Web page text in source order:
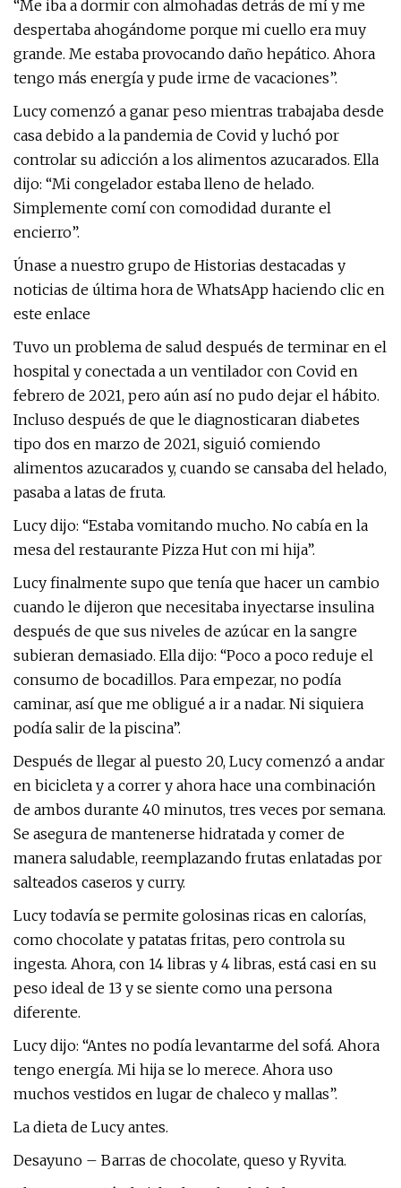
“Me iba a dormir con almohadas detrás de mí y me
despertaba ahogándome porque mi cuello era muy
grande. Me estaba provocando daño hepático. Ahora
tengo más energía y pude irme de vacaciones”.
Lucy comenzó a ganar peso mientras trabajaba desde
casa debido a la pandemia de Covid y luchó por
controlar su adicción a los alimentos azucarados. Ella
dijo: “Mi congelador estaba lleno de helado.
Simplemente comí con comodidad durante el
encierro”.
Únase a nuestro grupo de Historias destacadas y
noticias de última hora de WhatsApp haciendo clic en
este enlace
Tuvo un problema de salud después de terminar en el
hospital y conectada a un ventilador con Covid en
febrero de 2021, pero aún así no pudo dejar el hábito.
Incluso después de que le diagnosticaran diabetes
tipo dos en marzo de 2021, siguió comiendo
alimentos azucarados y, cuando se cansaba del helado,
pasaba a latas de fruta.
Lucy dijo: “Estaba vomitando mucho. No cabía en la
mesa del restaurante Pizza Hut con mi hija”.
Lucy finalmente supo que tenía que hacer un cambio
cuando le dijeron que necesitaba inyectarse insulina
después de que sus niveles de azúcar en la sangre
subieran demasiado. Ella dijo: “Poco a poco reduje el
consumo de bocadillos. Para empezar, no podía
caminar, así que me obligué a ir a nadar. Ni siquiera
podía salir de la piscina”.
Después de llegar al puesto 20, Lucy comenzó a andar
en bicicleta y a correr y ahora hace una combinación
de ambos durante 40 minutos, tres veces por semana.
Se asegura de mantenerse hidratada y comer de
manera saludable, reemplazando frutas enlatadas por
salteados caseros y curry.
Lucy todavía se permite golosinas ricas en calorías,
como chocolate y patatas fritas, pero controla su
ingesta. Ahora, con 14 libras y 4 libras, está casi en su
peso ideal de 13 y se siente como una persona
diferente.
Lucy dijo: “Antes no podía levantarme del sofá. Ahora
tengo energía. Mi hija se lo merece. Ahora uso
muchos vestidos en lugar de chaleco y mallas”.
La dieta de Lucy antes.
Desayuno – Barras de chocolate, queso y Ryvita.